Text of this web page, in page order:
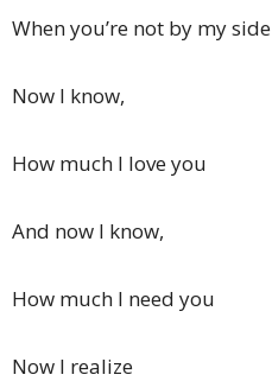
When you’re not by my side
Now I know,
How much I love you
And now I know,
How much I need you
Now I realize